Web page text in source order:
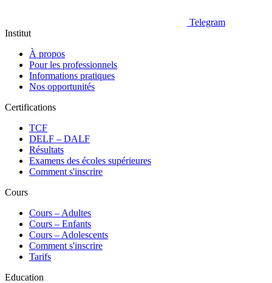
Telegram
Institut
À propos
Pour les professionnels
Informations pratiques
Nos opportunités
Certifications
TCF
DELF – DALF
Résultats
Examens des écoles supérieures
Comment s'inscrire
Cours
Сours – Adultes
Cours – Enfants
Cours – Adolescents
Comment s'inscrire
Tarifs
Education